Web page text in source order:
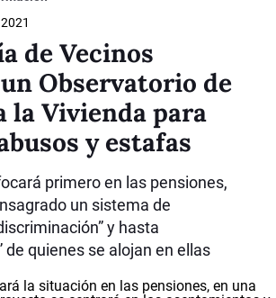
de Vecinos
Observatorio de
la Vivienda para
y estafas
primero en las pensiones,
un sistema de
y hasta
de quienes se alojan en ellas